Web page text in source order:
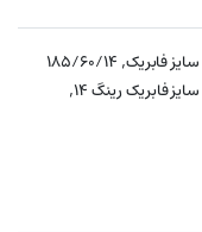
, ۱۸۵/۶۰/۱۴
,